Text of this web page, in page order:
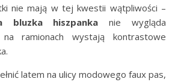
nie mają w tej kwestii wątpliwości –
bluzka hiszpanka nie wygląda
ramionach wystają kontrastowe
latem na ulicy modowego faux pas,